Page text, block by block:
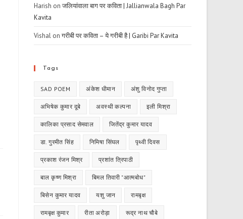
Harish onजलियांवाला बाग पर कविता | Jallianwala Bagh Par
Kavita
Vishal onगरीबी पर कविता – ये गरीबी है | Garibi Par Kavita
Tags
SAD POEM अंकेश धीमान अंशु विनोद गुप्ता
अभिषेक कुमार दूबे अवस्थी कल्पना इली मिश्रा
कालिका प्रसाद सेमवाल जितेंद्र कुमार यादव
डा. गुरमीत सिंह निमिषा सिंघल पृथ्वी दिवस
प्रकाश रंजन मिश्र प्रशांत त्रिपाठी
बाल कृष्ण मिश्रा बिमल तिवारी "आत्मबोध"
बिसेन कुमार यादव यशु जान रामबृक्ष
रामबृक्ष कुमार रीता अरोड़ा रूद्र नाथ चौबे